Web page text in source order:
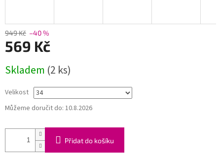
949 Kč –40 %
569 Kč
cena:
Skladem (2 ks)
Velikost
Můžeme doručit do: 10.8.2026
Přidat do košíku